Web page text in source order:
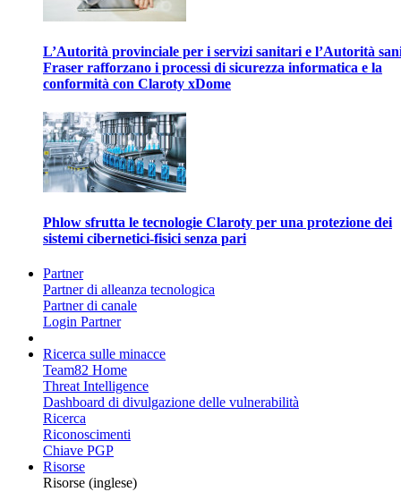
L’Autorità provinciale per i servizi sanitari e l’Autorità
Fraser rafforzano i processi di sicurezza informatica e la
conformità con Claroty xDome
Phlow sfrutta le tecnologie Claroty per una protezione dei
sistemi cibernetici-fisici senza pari
Partner
Partner di alleanza tecnologica
Partner di canale
Login Partner
Ricerca sulle minacce
Team82 Home
Threat Intelligence
Dashboard di divulgazione delle vulnerabilità
Ricerca
Riconoscimenti
Chiave PGP
Risorse
Risorse (inglese)